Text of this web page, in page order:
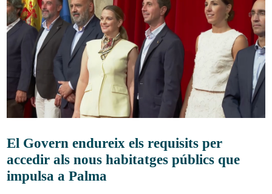
El Govern endureix els requisits per
accedir als nous habitatges públics que
impulsa a Palma